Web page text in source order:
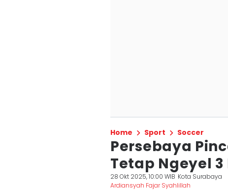
Home Sport Soccer
Persebaya
Tetap Ngeyel 3
28 Okt 2025, 10:00 WIB Kota Surabaya
Ardiansyah Fajar Syahlillah